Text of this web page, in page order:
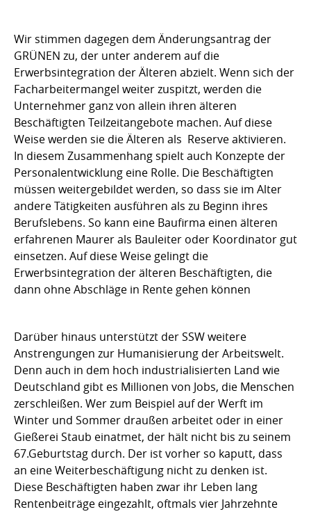
Wir stimmen dagegen dem Änderungsantrag der
GRÜNEN zu, der unter anderem auf die
Erwerbsintegration der Älteren abzielt. Wenn sich der
Facharbeitermangel weiter zuspitzt, werden die
Unternehmer ganz von allein ihren älteren
Beschäftigten Teilzeitangebote machen. Auf diese
Weise werden sie die Älteren als Reserve aktivieren.
In diesem Zusammenhang spielt auch Konzepte der
Personalentwicklung eine Rolle. Die Beschäftigten
müssen weitergebildet werden, so dass sie im Alter
andere Tätigkeiten ausführen als zu Beginn ihres
Berufslebens. So kann eine Baufirma einen älteren
erfahrenen Maurer als Bauleiter oder Koordinator gut
einsetzen. Auf diese Weise gelingt die
Erwerbsintegration der älteren Beschäftigten, die
dann ohne Abschläge in Rente gehen können
Darüber hinaus unterstützt der SSW weitere
Anstrengungen zur Humanisierung der Arbeitswelt.
Denn auch in dem hoch industrialisierten Land wie
Deutschland gibt es Millionen von Jobs, die Menschen
zerschleißen. Wer zum Beispiel auf der Werft im
Winter und Sommer draußen arbeitet oder in einer
Gießerei Staub einatmet, der hält nicht bis zu seinem
67.Geburtstag durch. Der ist vorher so kaputt, dass
an eine Weiterbeschäftigung nicht zu denken ist.
Diese Beschäftigten haben zwar ihr Leben lang
Rentenbeiträge eingezahlt, oftmals vier Jahrzehnte